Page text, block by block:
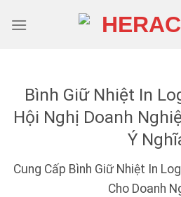
Bình Giữ Nhiệt In
Hội Nghị Doanh
Ý
Cung Cấp Bình Giữ Nhiệt In
Cho Doanh